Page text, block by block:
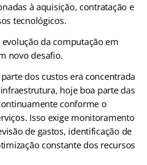
à aquisição, contratação e
tecnológicos.
da computação em
novo desafio.
dos custos era concentrada
hoje boa parte das
conforme o
Isso exige monitoramento
de gastos, identificação de
constante dos recursos